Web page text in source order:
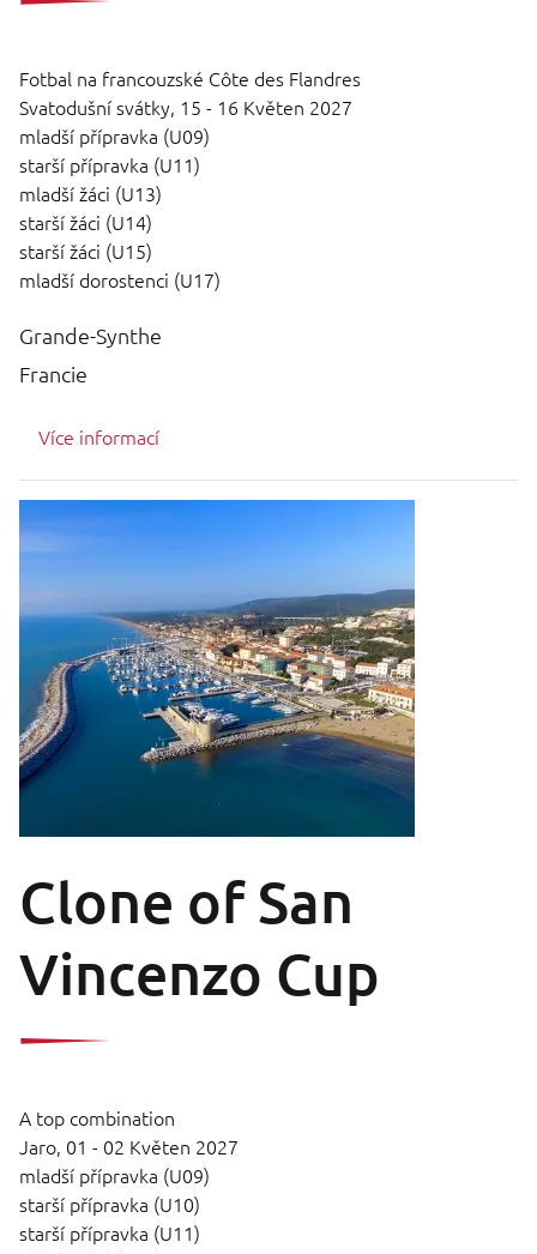
Fotbal na francouzské Côte des Flandres
Svatodušní svátky, 15 - 16 Květen 2027
mladší přípravka (U09)
starší přípravka (U11)
mladší žáci (U13)
starší žáci (U14)
starší žáci (U15)
mladší dorostenci (U17)
Grande-Synthe
Francie
Více informací
Clone of San
Vincenzo Cup
A top combination
Jaro, 01 - 02 Květen 2027
mladší přípravka (U09)
starší přípravka (U10)
starší přípravka (U11)